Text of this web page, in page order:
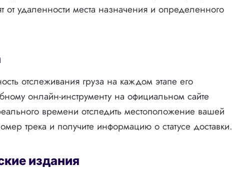
от удаленности места назначения и определенного
отслеживания груза на каждом этапе его
онлайн-инструменту на официальном сайте
времени отследить местоположение вашей
трека и получите информацию о статусе доставки.
издания